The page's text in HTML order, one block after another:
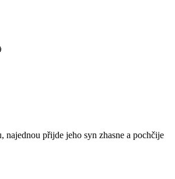
najednou přijde jeho syn zhasne a pochčije